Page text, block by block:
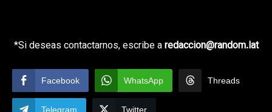
*Si deseas contactarnos, escribe aredaccion@random.lat
Facebook WhatsApp Threads
Telegram Twitter